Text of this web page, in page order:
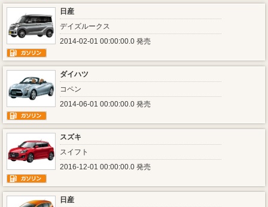
日産
デイズルークス
2014-02-01 00:00:00.0 発売
ダイハツ
コペン
2014-06-01 00:00:00.0 発売
スズキ
スイフト
2016-12-01 00:00:00.0 発売
日産